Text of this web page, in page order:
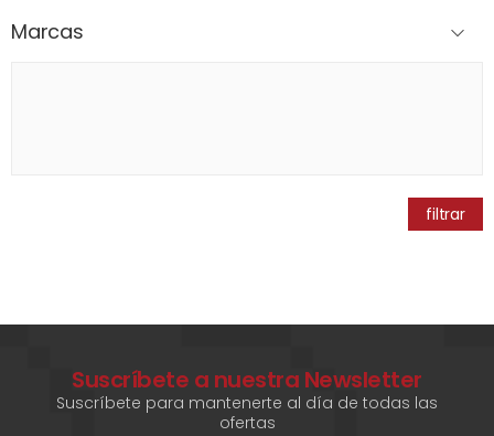
Marcas
filtrar
Suscríbete a nuestra Newsletter
Suscríbete para mantenerte al día de todas las
ofertas